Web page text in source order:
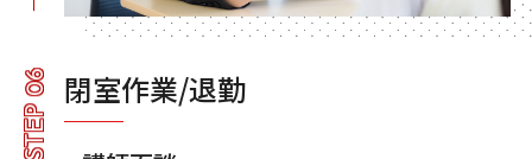
STEP 06 閉室作業/退勤